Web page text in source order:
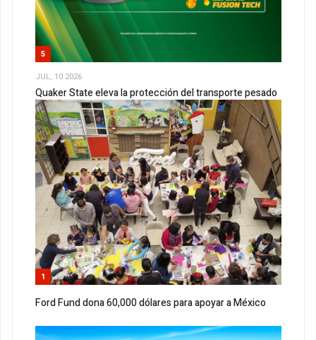
5
JUL, 10 2026
Quaker State eleva la protección del transporte pesado
1
Ford Fund dona 60,000 dólares para apoyar a México